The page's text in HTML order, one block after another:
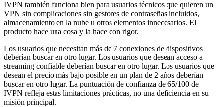
IVPN también funciona bien para usuarios técnicos que quieren un
VPN sin complicaciones sin gestores de contraseñas incluidos,
almacenamiento en la nube u otros elementos innecesarios. El
producto hace una cosa y la hace con rigor.
Los usuarios que necesitan más de 7 conexiones de dispositivos
deberían buscar en otro lugar. Los usuarios que desean acceso a
streaming confiable deberían buscar en otro lugar. Los usuarios que
desean el precio más bajo posible en un plan de 2 años deberían
buscar en otro lugar. La puntuación de confianza de 65/100 de
IVPN refleja estas limitaciones prácticas, no una deficiencia en su
misión principal.